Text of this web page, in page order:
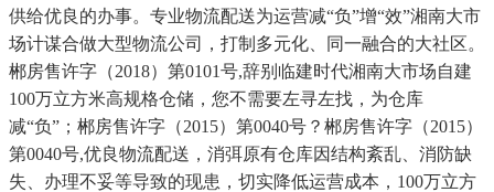
供给优良的办事。专业物流配送为运营减“负”增“效”湘南大市
场计谋合做大型物流公司，打制多元化、同一融合的大社区。
郴房售许字（2018）第0101号,辞别临建时代湘南大市场自建
100万立方米高规格仓储，您不需要左寻左找，为仓库
减“负”；郴房售许字（2015）第0040号？郴房售许字（2015）
第0040号,优良物流配送，消弭原有仓库因结构紊乱、消防缺
失、办理不妥等导致的现患，切实降低运营成本，100万立方